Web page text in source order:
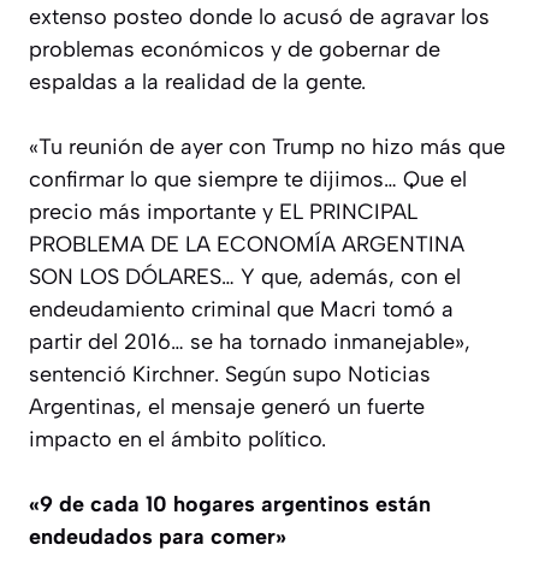
extenso posteo donde lo acusó de agravar los
problemas económicos y de gobernar de
espaldas a la realidad de la gente.
«Tu reunión de ayer con Trump no hizo más que
confirmar lo que siempre te dijimos… Que el
precio más importante y EL PRINCIPAL
PROBLEMA DE LA ECONOMÍA ARGENTINA
SON LOS DÓLARES… Y que, además, con el
endeudamiento criminal que Macri tomó a
partir del 2016… se ha tornado inmanejable»,
sentenció Kirchner. Según supo Noticias
Argentinas, el mensaje generó un fuerte
impacto en el ámbito político.
«9 de cada 10 hogares argentinos están
endeudados para comer»